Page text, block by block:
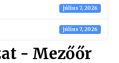
július 7, 2026
július 7, 2026
- Mezőőr